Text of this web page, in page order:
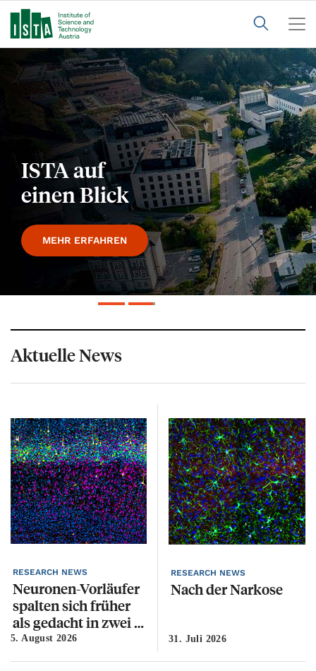
Jahresbericht
2025
MEHR ERFAHREN
Aktuelle News
RESEARCH NEWS
Neuronen-Vorläufer
spalten sich früher
als gedacht in zwei Zelllinien
5. August 2026
RESEARCH NEWS
NachderNarkose
31. Juli 2026